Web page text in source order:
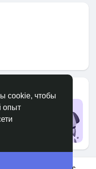
cookie, чтобы
опыт